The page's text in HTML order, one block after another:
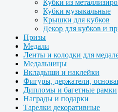
Кубки из
Кубки музыкальные
Крышки для кубков
Декор для кубков и
Призы
Медали
Ленты и колодки для
Медальницы
Вкладыши и наклейки
Фигуры, держатели,
Дипломы и багетные рамки
Награды и подарки
Тарелки декоративные